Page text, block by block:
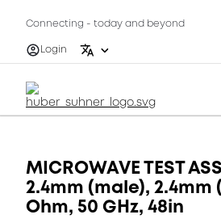
Connecting - today and beyond
Login
MICROWAVE TEST
2.4mm (male), 2.4mm
Ohm, 50 GHz, 48in